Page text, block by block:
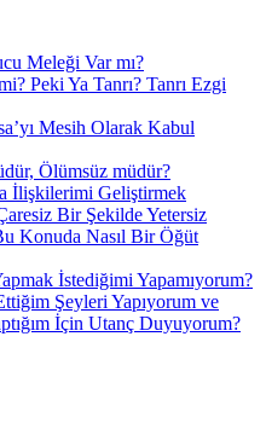
Meleği Var mı?
Peki Ya Tanrı? Tanrı Ezgi
Mesih Olarak Kabul
Ölümsüz müdür?
İlişkilerimi Geliştirmek
Bir Şekilde Yetersiz
Konuda Nasıl Bir Öğüt
İstediğimi Yapamıyorum?
Şeyleri Yapıyorum ve
İçin Utanç Duyuyorum?